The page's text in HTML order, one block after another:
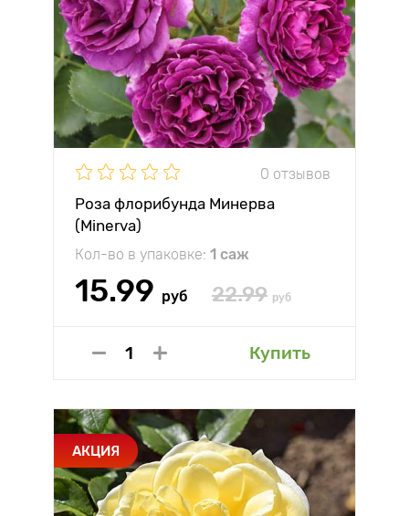
0 отзывов
Роза флорибунда Минерва
(Minerva)
Кол-во в упаковке: 1 саж
15.99 руб 22.99 руб
Купить
АКЦИЯ